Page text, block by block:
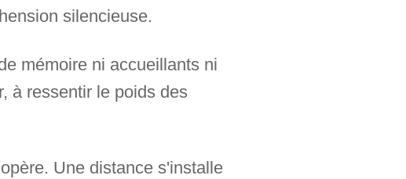
silencieuse.
mémoire ni accueillants ni
à ressentir le poids des
Une distance s'installe